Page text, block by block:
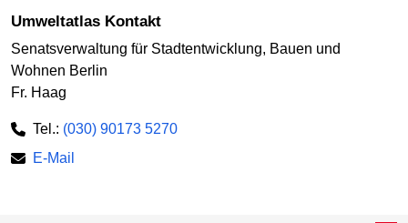
Umweltatlas Kontakt
Senatsverwaltung für Stadtentwicklung, Bauen und
Wohnen Berlin
Fr. Haag
Tel.: (030) 90173 5270
E-Mail